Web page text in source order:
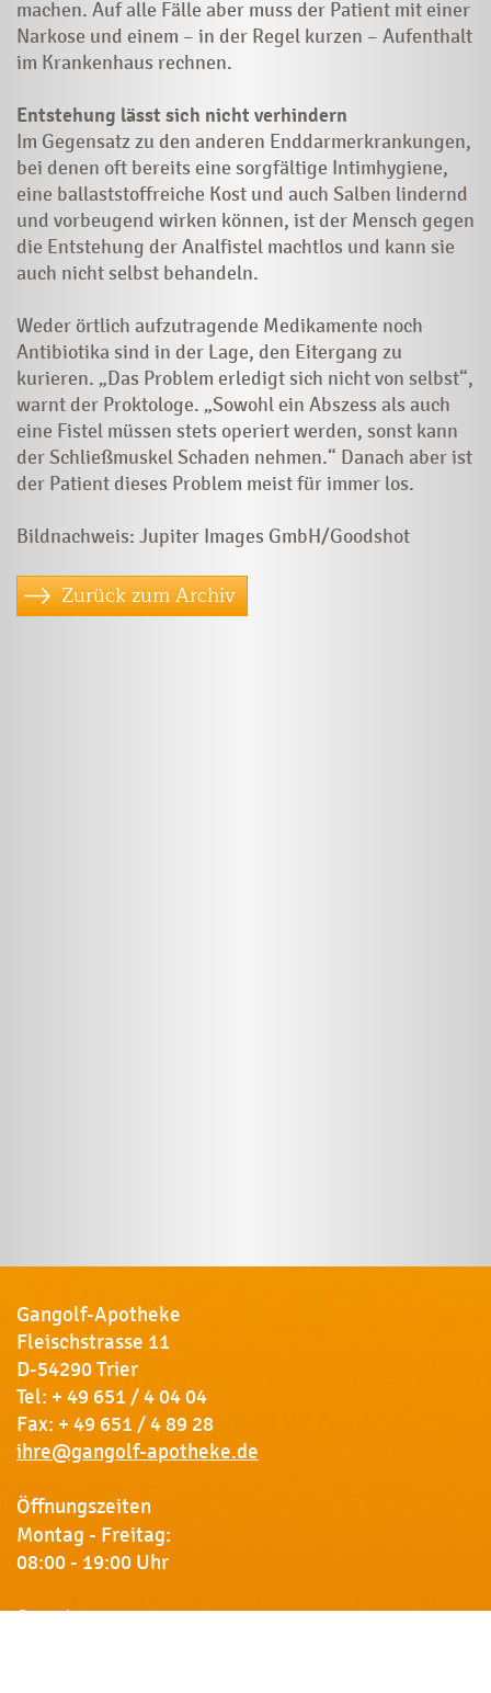
machen. Auf alle Fälle aber muss der Patient mit einer
Narkose und einem – in der Regel kurzen – Aufenthalt
im Krankenhaus rechnen.
Entstehung lässt sich nicht verhindern
Im Gegensatz zu den anderen Enddarmerkrankungen,
bei denen oft bereits eine sorgfältige Intimhygiene,
eine ballaststoffreiche Kost und auch Salben lindernd
und vorbeugend wirken können, ist der Mensch gegen
die Entstehung der Analfistel machtlos und kann sie
auch nicht selbst behandeln.
Weder örtlich aufzutragende Medikamente noch
Antibiotika sind in der Lage, den Eitergang zu
kurieren. „Das Problem erledigt sich nicht von selbst“,
warnt der Proktologe. „Sowohl ein Abszess als auch
eine Fistel müssen stets operiert werden, sonst kann
der Schließmuskel Schaden nehmen.“ Danach aber ist
der Patient dieses Problem meist für immer los.
Bildnachweis: Jupiter Images GmbH/Goodshot
Zurück zum Archiv
Gangolf-Apotheke
Fleischstrasse 11
D-54290 Trier
Tel: + 49 651 / 4 04 04
Fax: + 49 651 / 4 89 28
ihre@gangolf-apotheke.de
Öffnungszeiten
Montag - Freitag:
08:00 - 19:00 Uhr
Samstag: